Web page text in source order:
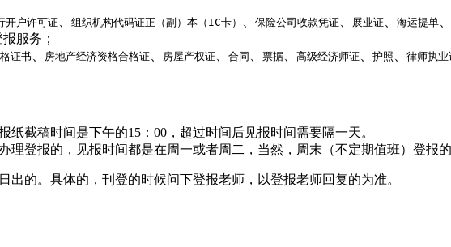
开户许可证 组织机构代码证正（副）本（IC卡） 保险公司收款凭证 展业证 海运提单
服务；
证书 房地产经济资格合格证 房屋产权证 合同 票据 高级经济师证 护照 律师执业
截稿时间是下午的15：00，超过时间后见报时间需要隔一天。
理登报的，见报时间都是在周一或者周二，当然，周末（不定期值班）登报
出的。具体的，刊登的时候问下登报老师，以登报老师回复的为准。